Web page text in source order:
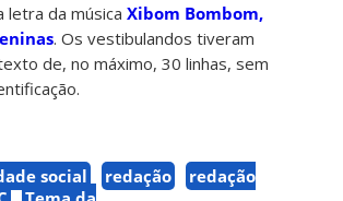
letra da músicaXibom Bombom,
. Os vestibulandos tiveram
de, no máximo, 30 linhas, sem
social redação
redação